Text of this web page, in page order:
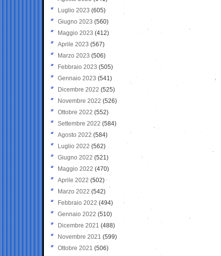
Luglio 2023 (605)
Giugno 2023 (560)
Maggio 2023 (412)
Aprile 2023 (567)
Marzo 2023 (506)
Febbraio 2023 (505)
Gennaio 2023 (541)
Dicembre 2022 (525)
Novembre 2022 (526)
Ottobre 2022 (552)
Settembre 2022 (584)
Agosto 2022 (584)
Luglio 2022 (562)
Giugno 2022 (521)
Maggio 2022 (470)
Aprile 2022 (502)
Marzo 2022 (542)
Febbraio 2022 (494)
Gennaio 2022 (510)
Dicembre 2021 (488)
Novembre 2021 (599)
Ottobre 2021 (506)